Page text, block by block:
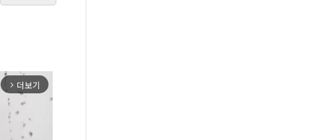
arrow_forward_ios 더보기